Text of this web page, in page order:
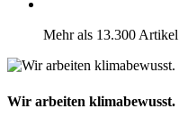
Mehr als 13.300 Artikel
Wir arbeiten klimabewusst.